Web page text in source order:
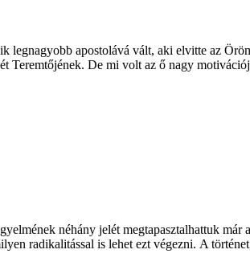
legnagyobb apostolává vált, aki elvitte az
Teremtőjének. De mi volt az ő nagy
néhány jelét megtapasztalhattuk
radikalitással is lehet ezt végezni. A